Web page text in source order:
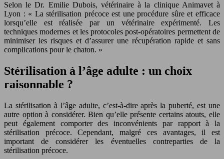
Selon le Dr. Emilie Dubois, vétérinaire à la clinique Animavet à
Lyon : « La stérilisation précoce est une procédure sûre et efficace
lorsqu’elle est réalisée par un vétérinaire expérimenté. Les
techniques modernes et les protocoles post-opératoires permettent de
minimiser les risques et d’assurer une récupération rapide et sans
complications pour le chaton. »
Stérilisation à l’âge adulte : un choix
raisonnable ?
La stérilisation à l’âge adulte, c’est-à-dire après la puberté, est une
autre option à considérer. Bien qu’elle présente certains atouts, elle
peut également comporter des inconvénients par rapport à la
stérilisation précoce. Cependant, malgré ces avantages, il est
important de considérer les éventuelles contreparties de la
stérilisation précoce.